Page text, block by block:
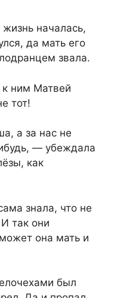
началась,
да мать его
звала.
к ним Матвей
тот!
а за нас не
— убеждала
как
знала, что не
так они
она мать и
был